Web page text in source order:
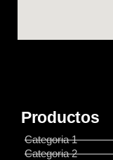
Productos
Categoria 1
Categoria 2